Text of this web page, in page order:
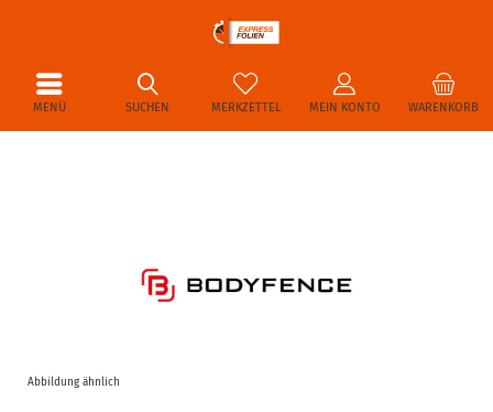
MENÜ WARENKORB
MERKZETTEL MEIN KONTO
SUCHEN
Abbildung ähnlich